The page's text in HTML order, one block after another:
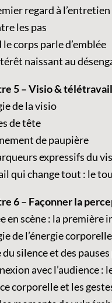
regard à
les pas
corps parle d’emblée
naissant au
5 – Visio &
de la visio
de tête
de paupière
expressifs du
qui change tout : le
6 – Façonner la
en scène : la première
de l’énergie corporelle
du silence et des
avec l’audience :
corporelle et les